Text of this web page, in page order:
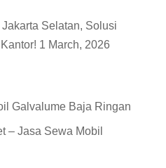
Selatan, Solusi
1 March, 2026
Galvalume Baja Ringan
– Jasa Sewa Mobil